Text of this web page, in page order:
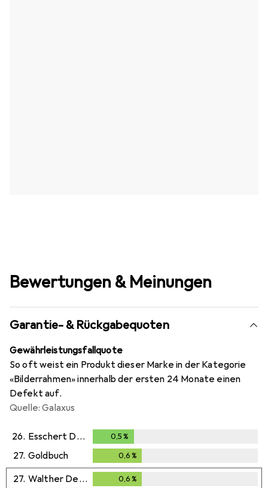
Bewertungen & Meinungen
Garantie- & Rückgabequoten
Gewährleistungsfallquote
So oft weist ein Produkt dieser Marke in der Kategorie
«Bilderrahmen» innerhalb der ersten 24 Monate einen
Defekt auf.
Quelle: Galaxus
26. Esschert Design 0,5 %
27. Goldbuch 0,6 %
27. Walther Design 0,6 %